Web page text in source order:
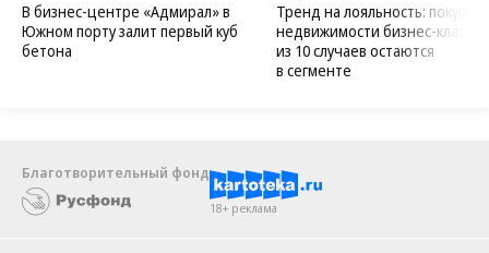
В бизнес-центре «Адмирал» в
Южном порту залит первый куб
бетона
Тренд на лояльность:
недвижимости бизнес-класса
из 10 случаев остаются
в сегменте
Благотворительный фонд
18+ реклама